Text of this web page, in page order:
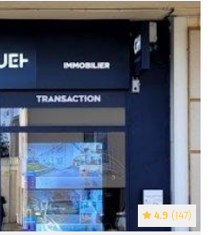
4.9 (147)